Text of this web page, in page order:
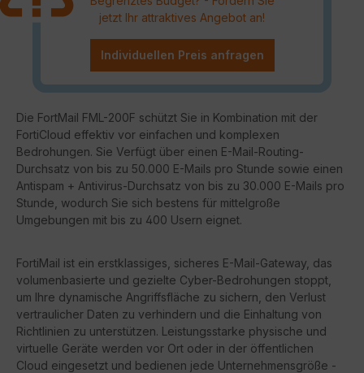
jetzt Ihr attraktives Angebot an!
Individuellen Preis anfragen
Die FortMail FML-200F schützt Sie in Kombination mit der
FortiCloud effektiv vor einfachen und komplexen
Bedrohungen. Sie Verfügt über einen E-Mail-Routing-
Durchsatz von bis zu 50.000 E-Mails pro Stunde sowie einen
Antispam + Antivirus-Durchsatz von bis zu 30.000 E-Mails pro
Stunde, wodurch Sie sich bestens für mittelgroße
Umgebungen mit bis zu 400 Usern eignet.
FortiMail ist ein erstklassiges, sicheres E-Mail-Gateway, das
volumenbasierte und gezielte Cyber-Bedrohungen stoppt,
um Ihre dynamische Angriffsfläche zu sichern, den Verlust
vertraulicher Daten zu verhindern und die Einhaltung von
Richtlinien zu unterstützen. Leistungsstarke physische und
virtuelle Geräte werden vor Ort oder in der öffentlichen
Cloud eingesetzt und bedienen jede Unternehmensgröße -